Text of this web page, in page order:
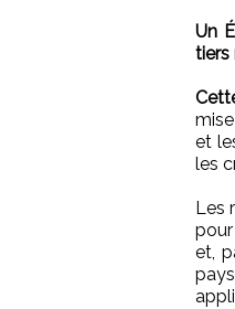
Un
tiers
et
les
Les
et,